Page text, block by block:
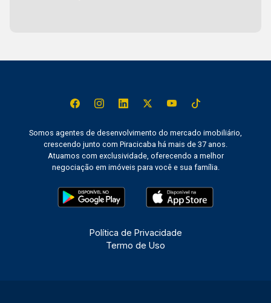
Somos agentes de desenvolvimento do mercado imobiliário,
crescendo junto com Piracicaba há mais de 37 anos.
Atuamos com exclusividade, oferecendo a melhor
negociação em imóveis para você e sua família.
Política de Privacidade
Termo de Uso